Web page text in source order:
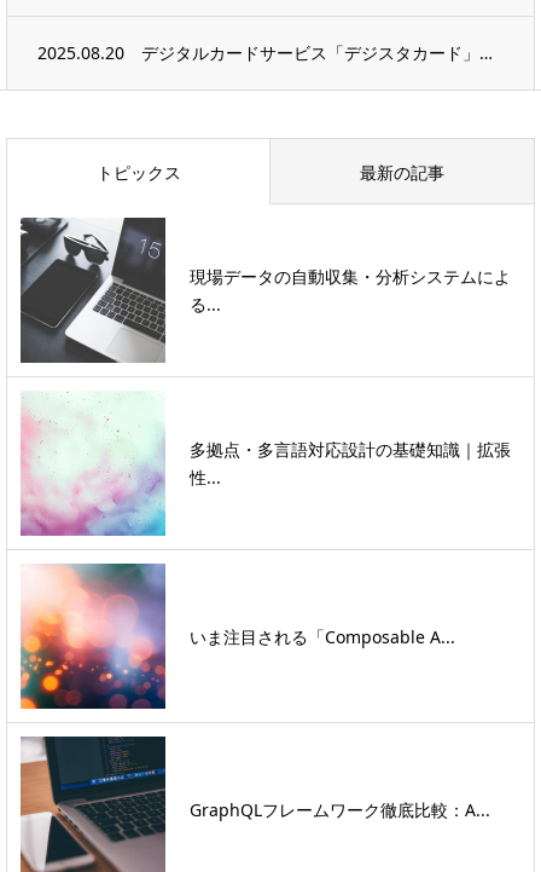
2025.08.20 デジタルカードサービス「デジスタカード」、OEM展開第一弾として「ガチャカード」をリリ...
トピックス 最新の記事
現場データの自動収集・分析システムによ
る...
多拠点・多言語対応設計の基礎知識｜拡張
性...
いま注目される「Composable A...
GraphQLフレームワーク徹底比較：A...